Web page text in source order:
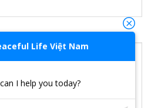
Life Việt Nam
I help you today?